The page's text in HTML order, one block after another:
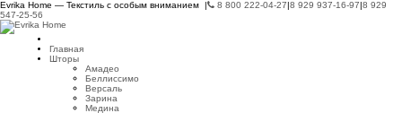
Evrika Home — Текстиль с особым вниманием | 8 800 222-04-27|8 929 937-16-97|8 929
547-25-56
Главная
Шторы
Амадео
Беллиссимо
Версаль
Зарина
Медина